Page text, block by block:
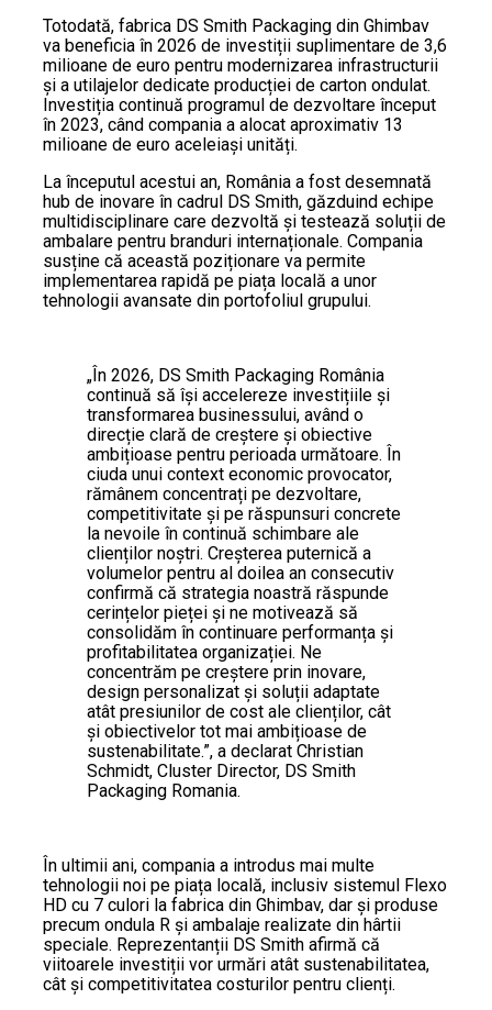
Totodată, fabrica DS Smith Packaging din Ghimbav
va beneficia în 2026 de investiții suplimentare de 3,6
milioane de euro pentru modernizarea infrastructurii
și a utilajelor dedicate producției de carton ondulat.
Investiția continuă programul de dezvoltare început
în 2023, când compania a alocat aproximativ 13
milioane de euro aceleiași unități.
La începutul acestui an, România a fost desemnată
hub de inovare în cadrul DS Smith, găzduind echipe
multidisciplinare care dezvoltă și testează soluții de
ambalare pentru branduri internaționale. Compania
susține că această poziționare va permite
implementarea rapidă pe piața locală a unor
tehnologii avansate din portofoliul grupului.
„În 2026, DS Smith Packaging România
continuă să își accelereze investițiile și
transformarea businessului, având o
direcție clară de creștere și obiective
ambițioase pentru perioada următoare. În
ciuda unui context economic provocator,
rămânem concentrați pe dezvoltare,
competitivitate și pe răspunsuri concrete
la nevoile în continuă schimbare ale
clienților noștri. Creșterea puternică a
volumelor pentru al doilea an consecutiv
confirmă că strategia noastră răspunde
cerințelor pieței și ne motivează să
consolidăm în continuare performanța și
profitabilitatea organizației. Ne
concentrăm pe creștere prin inovare,
design personalizat și soluții adaptate
atât presiunilor de cost ale clienților, cât
și obiectivelor tot mai ambițioase de
sustenabilitate.”, a declarat Christian
Schmidt, Cluster Director, DS Smith
Packaging Romania.
În ultimii ani, compania a introdus mai multe
tehnologii noi pe piața locală, inclusiv sistemul Flexo
HD cu 7 culori la fabrica din Ghimbav, dar și produse
precum ondula R și ambalaje realizate din hârtii
speciale. Reprezentanții DS Smith afirmă că
viitoarele investiții vor urmări atât sustenabilitatea,
cât și competitivitatea costurilor pentru clienți.